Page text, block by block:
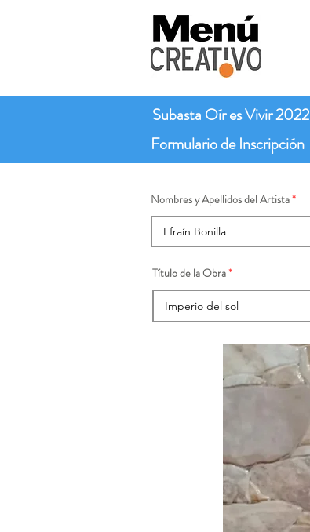
Subasta Oír es Vivir 2022
Formulario de Inscripción
Nombres y Apellidos del Artista
Título de la Obra